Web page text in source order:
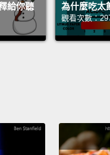
給你聽 為什麼吃太
觀看次數：